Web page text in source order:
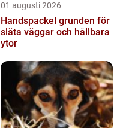
01 augusti 2026
Handspackel grunden för
släta väggar och hållbara
ytor